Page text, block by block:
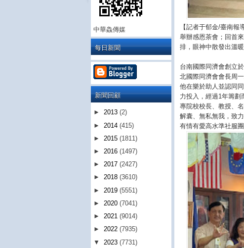
【記者于郁金/臺南
舉辦感恩茶會；回首
排，眼神中散發出溫
台南國際同濟會創立
北國際同濟會會長周
他在樂於助人並認同
力投入，經過1年籌
專院校校長、教授、
解囊、無私無我，致
有情有愛高水準社服團
中華鱻傳媒
每日新聞
新聞回顧
► 2013 (2)
► 2014 (415)
► 2015 (1811)
► 2016 (1497)
► 2017 (2427)
► 2018 (3610)
► 2019 (5551)
► 2020 (7041)
► 2021 (9014)
► 2022 (7935)
▼ 2023 (7731)